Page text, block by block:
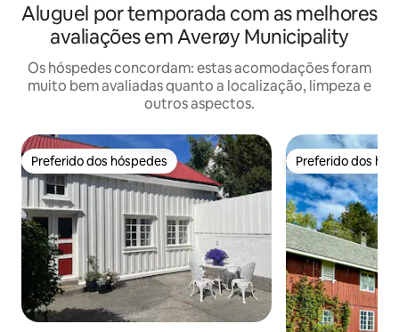
Aluguel por temporada com as melhores
avaliações em Averøy Municipality
Os hóspedes concordam: estas acomodações foram
muito bem avaliadas quanto a localização, limpeza e
outros aspectos.
Preferido dos hóspedes
Preferido dos hóspedes Preferido dos
Preferido dos